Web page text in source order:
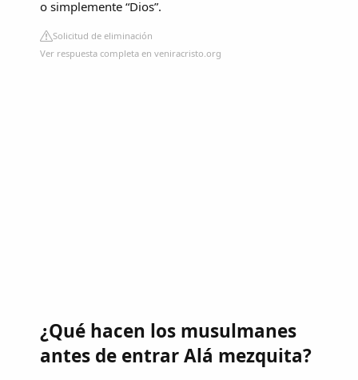
o simplemente “Dios”.
Solicitud de eliminación
Ver respuesta completa en veniracristo.org
¿Qué hacen los musulmanes
antes de entrar Alá mezquita?